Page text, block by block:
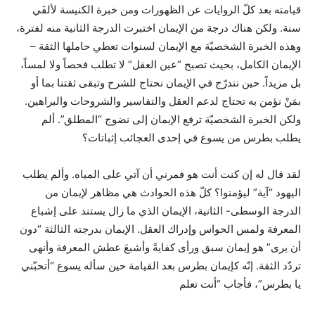
قيامته بعد كلّ الروايات عن الظهورات ومن خبرة الكنيسة لألفَي
سنة. ولكن هناك درجة من الإيمان اختبرت الدرجة الثانية منه لفترة،
وهذه الخبرة الشخصيّة مع الإيمان لسنوات تعطي حاملها الثقة –
الإيمان الكامل، بحيث تصبح “عين العقل” لا تطلب فحصاً ولا لمساً،
بل مزيداً. حين نتدرّج في الإيمان نحتاج للشرح وتبقى ثقتنا بما أو
بمَنْ نؤمن به تحتاج لدعم العقل والتفاسير والشروحات والبراهين.
ولكن الخبرة الشخصيّة ترفع الإيمان إلى نضوج “المطلق”. ألم
يطلب بطرس من يسوع في إحدى العجائب إثباتات؟
لقد قال له إن كنت أنت هو فمرني أن آتي على المياه. وألم يطلب
اليهود “آية” ليؤمنوا؟ كلّ هذه الحوادث هي مظاهر لإيمان من
الدرجة الوسطى- الثانية، الإيمان الذي ما زال يستند على إشباع
المعرفة ولمس الحواس وإدراك العقل. الإيمان بدرجته الثالثة “دون
أن يرى” هو إيمان سبق ورأى كفايةً وأشبعَ عطش المعرفة وأنهى
تردّد الثقة. إنّه كإيمان بطرس بعد القيامة حين سأله يسوع “أتحبّني
يا بطرس”، فأجاب “أنت تعلم